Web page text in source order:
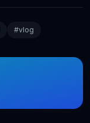
#vlog